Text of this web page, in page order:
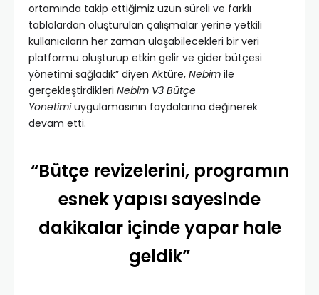
ortamında takip ettiğimiz uzun süreli ve farklı
tablolardan oluşturulan çalışmalar yerine yetkili
kullanıcıların her zaman ulaşabilecekleri bir veri
platformu oluşturup etkin gelir ve gider bütçesi
yönetimi sağladık” diyen Aktüre, Nebim ile
gerçekleştirdikleri Nebim V3 Bütçe
Yönetimiuygulamasının faydalarına değinerek
devam etti.
“Bütçe revizelerini, programın
esnek yapısı sayesinde
dakikalar içinde yapar hale
geldik”